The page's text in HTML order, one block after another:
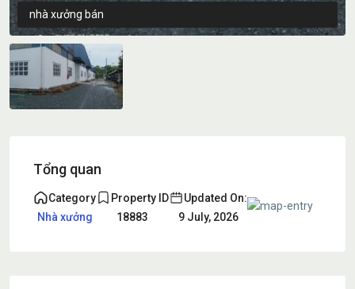
nhà xưởng bán
Tổng quan
Category
Nhà xưởng
Property ID
18883
Updated On:
9 July, 2026